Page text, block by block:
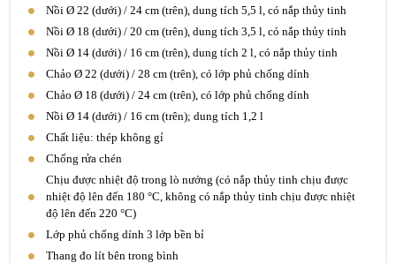
Nồi Ø 22 (dưới) / 24 cm (trên), dung tích 5,5 l, có nắp thủy tinh
Nồi Ø 18 (dưới) / 20 cm (trên), dung tích 3,5 l, có nắp thủy tinh
Nồi Ø 14 (dưới) / 16 cm (trên), dung tích 2 l, có nắp thủy tinh
Chảo Ø 22 (dưới) / 28 cm (trên), có lớp phủ chống dính
Chảo Ø 18 (dưới) / 24 cm (trên), có lớp phủ chống dính
Nồi Ø 14 (dưới) / 16 cm (trên); dung tích 1,2 l
Chất liệu: thép không gỉ
Chống rửa chén
Chịu được nhiệt độ trong lò nướng (có nắp thủy tinh chịu được
nhiệt độ lên đến 180 °C, không có nắp thủy tinh chịu được nhiệt
độ lên đến 220 °C)
Lớp phủ chống dính 3 lớp bền bỉ
Thang đo lít bên trong bình